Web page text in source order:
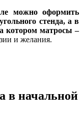
можно оформить
стенда, а в
котором матросы –
и желания.
в начальной